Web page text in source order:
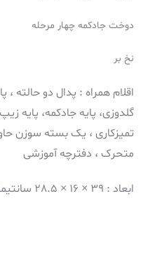
دوخت جادکمه چهار مرحله
نخ بر
اقلام همراه : پدال دو حالته ،
گلدوزی، پایه جادکمه، پایه
تمیزکاری ، یک بسته سوزن
متحرک ، دفترچه آموزشی
ابعاد : 39 × 16 × 28.5 سانتیمتر